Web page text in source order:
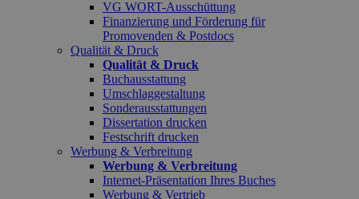
VG WORT-Ausschüttung
Finanzierung und Förderung für
Promovenden & Postdocs
Qualität & Druck
Qualität & Druck
Buchausstattung
Umschlaggestaltung
Sonderausstattungen
Dissertation drucken
Festschrift drucken
Werbung & Verbreitung
Werbung & Verbreitung
Internet-Präsentation Ihres Buches
Werbung & Vertrieb